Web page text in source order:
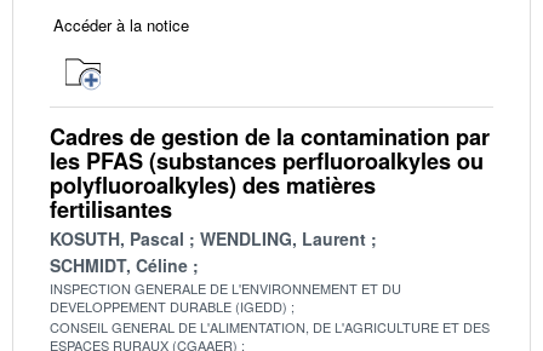
Accéder à la notice
Cadres de gestion de la contamination par
les PFAS (substances perfluoroalkyles ou
polyfluoroalkyles) des matières
fertilisantes
KOSUTH, Pascal
WENDLING, Laurent
SCHMIDT, Céline
INSPECTION GENERALE DE L'ENVIRONNEMENT ET DU
DEVELOPPEMENT DURABLE (IGEDD)
CONSEIL GENERAL DE L'ALIMENTATION, DE L'AGRICULTURE ET DES
ESPACES RURAUX (CGAAER)